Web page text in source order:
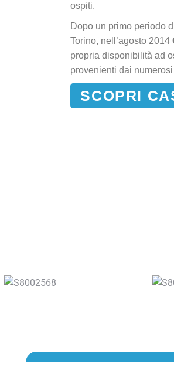
ospiti.
Dopo un primo periodo
Torino, nell’agosto 2014
propria disponibilità ad
provenienti dai
SCOPRI